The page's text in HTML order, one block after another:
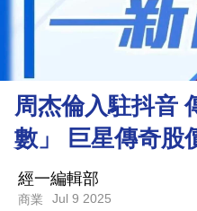
樓
市
財
商
周杰倫入駐抖音
數」 巨星傳奇股
經一編輯部
商業 Jul 9 2025